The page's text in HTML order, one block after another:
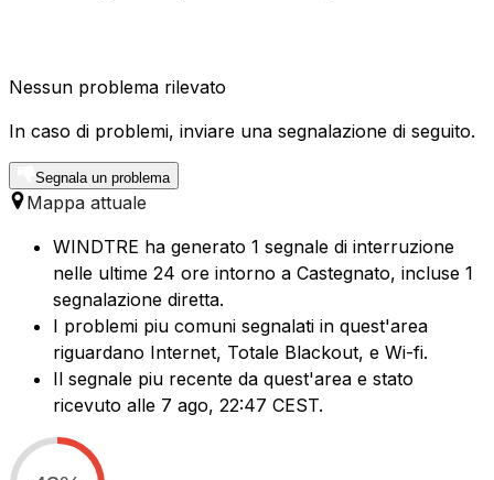
Nessun problema rilevato
In caso di problemi, inviare una segnalazione di seguito.
Segnala un problema
Mappa attuale
WINDTRE ha generato 1 segnale di interruzione
nelle ultime 24 ore intorno a Castegnato, incluse 1
segnalazione diretta.
I problemi piu comuni segnalati in quest'area
riguardano Internet, Totale Blackout, e Wi-fi.
Il segnale piu recente da quest'area e stato
ricevuto alle 7 ago, 22:47 CEST.